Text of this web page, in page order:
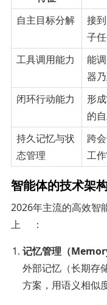
自主目标分解
接
子
工具调用能力
能
器
闭环行动能力
形
的
持久记忆与状
态管理
跨
工
智能体的技术架
2026年主流的高效智
上
：
记忆管理（
外部记忆（长期存
方案，用语义相似